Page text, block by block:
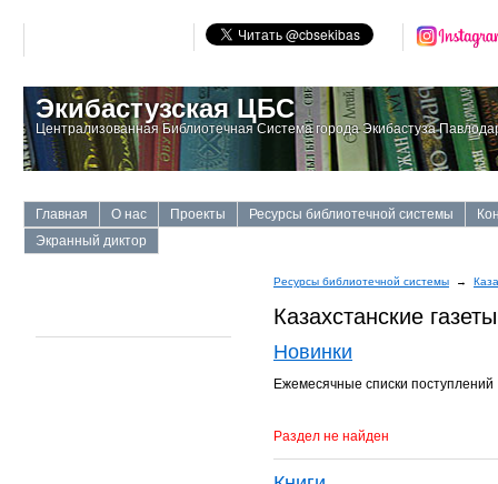
Экибастузская ЦБС
Централизованная Библиотечная Система города Экибастуза
Главная О нас Проекты Ресурсы библиотечной системы
Экранный диктор
Ресурсы библиотечной системы →
Казахстанские
Новинки
Ежемесячные списки поступлений
Раздел не найден